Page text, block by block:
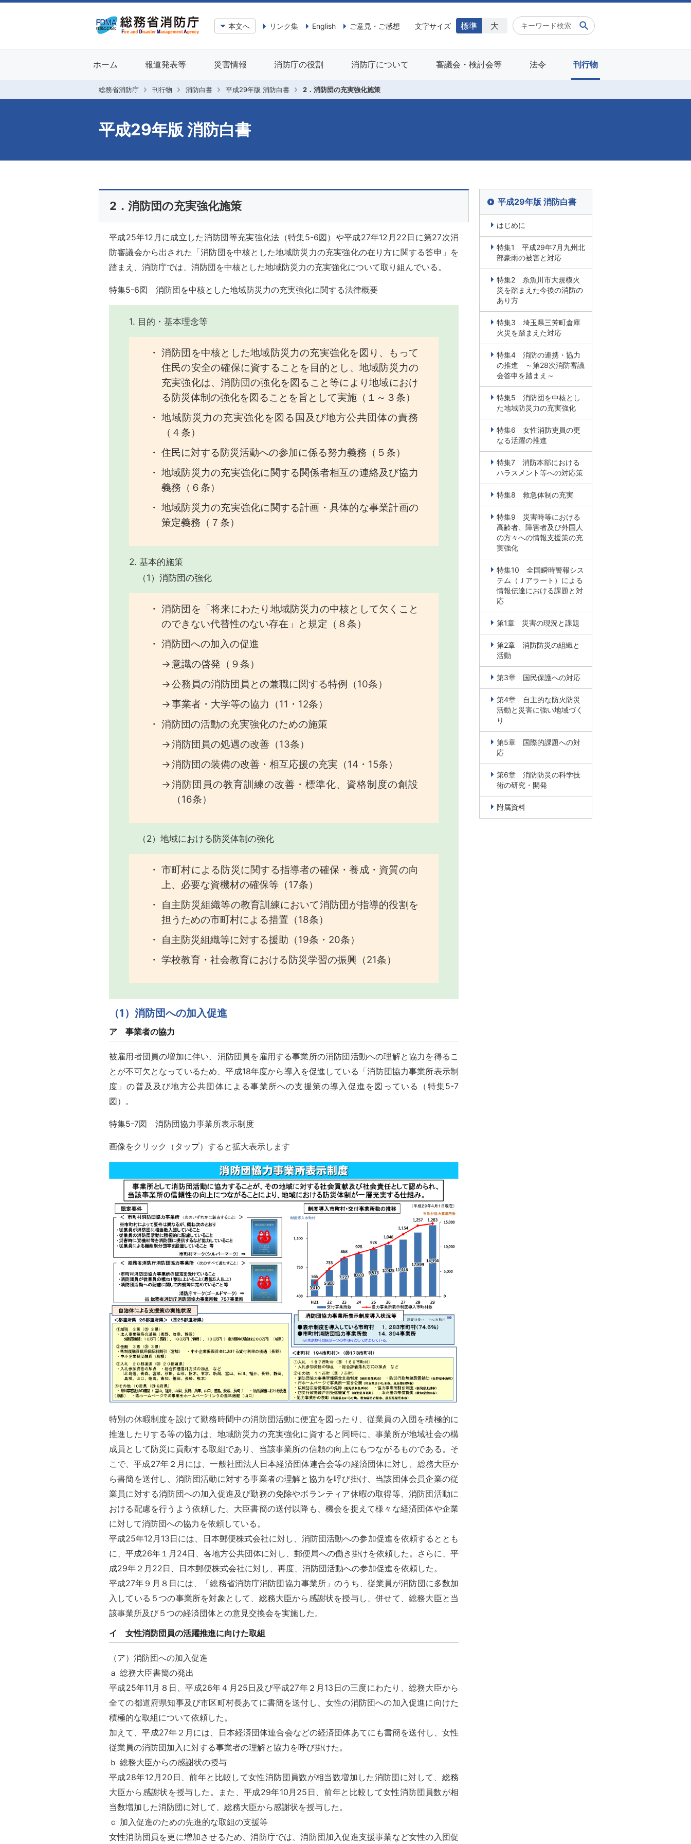
本文へ リンク集 English ご意見・ご感想 文字サイズ 標準 大
ホーム 報道発表等 災害情報 消防庁の役割 消防庁について 審議会・検討会等 法令 刊行物
総務省消防庁 刊行物 消防白書 平成29年版 消防白書 2．消防団の充実強化施策
平成29年版 消防白書
2．消防団の充実強化施策
平成25年12月に成立した消防団等充実強化法（特集5-6図）や平成27年12月22日に第27次消
防審議会から出された「消防団を中核とした地域防災力の充実強化の在り方に関する答申」を
踏まえ、消防庁では、消防団を中核とした地域防災力の充実強化について取り組んでいる。
特集5-6図 消防団を中核とした地域防災力の充実強化に関する法律概要
1. 目的・基本理念等
消防団を中核とした地域防災力の充実強化を図り、もって
住民の安全の確保に資することを目的とし、地域防災力の
充実強化は、消防団の強化を図ること等により地域におけ
る防災体制の強化を図ることを旨として実施（１～３条）
地域防災力の充実強化を図る国及び地方公共団体の責務
（４条）
住民に対する防災活動への参加に係る努力義務（５条）
地域防災力の充実強化に関する関係者相互の連絡及び協力
義務（６条）
地域防災力の充実強化に関する計画・具体的な事業計画の
策定義務（７条）
2. 基本的施策
（1）消防団の強化
消防団を「将来にわたり地域防災力の中核として欠くこと
のできない代替性のない存在」と規定（８条）
消防団への加入の促進
意識の啓発（９条）
公務員の消防団員との兼職に関する特例（10条）
事業者・大学等の協力（11・12条）
消防団の活動の充実強化のための施策
消防団員の処遇の改善（13条）
消防団の装備の改善・相互応援の充実（14・15条）
消防団員の教育訓練の改善・標準化、資格制度の創設
（16条）
（2）地域における防災体制の強化
市町村による防災に関する指導者の確保・養成・資質の向
上、必要な資機材の確保等（17条）
自主防災組織等の教育訓練において消防団が指導的役割を
担うための市町村による措置（18条）
自主防災組織等に対する援助（19条・20条）
学校教育・社会教育における防災学習の振興（21条）
（1）消防団への加入促進
ア 事業者の協力
被雇用者団員の増加に伴い、消防団員を雇用する事業所の消防団活動への理解と協力を得るこ
とが不可欠となっているため、平成18年度から導入を促進している「消防団協力事業所表示制
度」の普及及び地方公共団体による事業所への支援策の導入促進を図っている（特集5-7
図）。
特集5-7図 消防団協力事業所表示制度
画像をクリック（タップ）すると拡大表示します
特別の休暇制度を設けて勤務時間中の消防団活動に便宜を図ったり、従業員の入団を積極的に
推進したりする等の協力は、地域防災力の充実強化に資すると同時に、事業所が地域社会の構
成員として防災に貢献する取組であり、当該事業所の信頼の向上にもつながるものである。そ
こで、平成27年２月には、一般社団法人日本経済団体連合会等の経済団体に対し、総務大臣か
ら書簡を送付し、消防団活動に対する事業者の理解と協力を呼び掛け、当該団体会員企業の従
業員に対する消防団への加入促進及び勤務の免除やボランティア休暇の取得等、消防団活動に
おける配慮を行うよう依頼した。大臣書簡の送付以降も、機会を捉えて様々な経済団体や企業
に対して消防団への協力を依頼している。
平成25年12月13日には、日本郵便株式会社に対し、消防団活動への参加促進を依頼するととも
に、平成26年１月24日、各地方公共団体に対し、郵便局への働き掛けを依頼した。さらに、平
成29年２月22日、日本郵便株式会社に対し、再度、消防団活動への参加促進を依頼した。
平成27年９月８日には、「総務省消防庁消防団協力事業所」のうち、従業員が消防団に多数加
入している５つの事業所を対象として、総務大臣から感謝状を授与し、併せて、総務大臣と当
該事業所及び５つの経済団体との意見交換会を実施した。
イ 女性消防団員の活躍推進に向けた取組
（ア）消防団への加入促進
ａ 総務大臣書簡の発出
平成25年11月８日、平成26年４月25日及び平成27年２月13日の三度にわたり、総務大臣から
全ての都道府県知事及び市区町村長あてに書簡を送付し、女性の消防団への加入促進に向けた
積極的な取組について依頼した。
加えて、平成27年２月には、日本経済団体連合会などの経済団体あてにも書簡を送付し、女性
従業員の消防団加入に対する事業者の理解と協力を呼び掛けた。
ｂ 総務大臣からの感謝状の授与
平成28年12月20日、前年と比較して女性消防団員数が相当数増加した消防団に対して、総務
大臣から感謝状を授与した。また、平成29年10月25日、前年と比較して女性消防団員数が相
当数増加した消防団に対して、総務大臣から感謝状を授与した。
ｃ 加入促進のための先進的な取組の支援等
女性消防団員を更に増加させるため、消防庁では、消防団加入促進支援事業など女性の入団促
平成29年版 消防白書
はじめに
特集1 平成29年7月九州北
部豪雨の被害と対応
特集2 糸魚川市大規模火
災を踏まえた今後の消防の
あり方
特集3 埼玉県三芳町倉庫
火災を踏まえた対応
特集4 消防の連携・協力
の推進 ～第28次消防審議
会答申を踏まえ～
特集5 消防団を中核とし
た地域防災力の充実強化
特集6 女性消防吏員の更
なる活躍の推進
特集7 消防本部における
ハラスメント等への対応策
特集8 救急体制の充実
特集9 災害時等における
高齢者、障害者及び外国人
の方々への情報支援策の充
実強化
特集10 全国瞬時警報シス
テム（Ｊアラート）による
情報伝達における課題と対
応
第1章 災害の現況と課題
第2章 消防防災の組織と
活動
第3章 国民保護への対応
第4章 自主的な防火防災
活動と災害に強い地域づく
り
第5章 国際的課題への対
応
第6章 消防防災の科学技
術の研究・開発
附属資料